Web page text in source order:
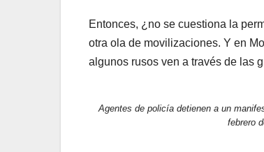
Entonces, ¿no se cuestiona la
otra ola de movilizaciones. Y en
algunos rusos ven a través de las
Agentes de policía detienen a un
febrero